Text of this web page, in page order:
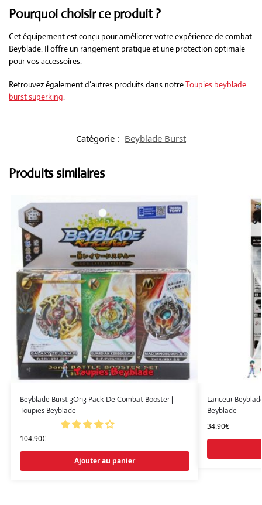
Pourquoi choisir ce produit ?
Cet équipement est conçu pour améliorer votre expérience de combat
Beyblade. Il offre un rangement pratique et une protection optimale
pour vos accessoires.
Retrouvez également d’autres produits dans notreToupies beyblade
burst superking.
Catégorie : Beyblade Burst
Produits similaires
Beyblade Burst 3On3 Pack De Combat Booster |
Toupies Beyblade
104.90€
Ajouter au panier
Lanceur
Beyblade
34.90€